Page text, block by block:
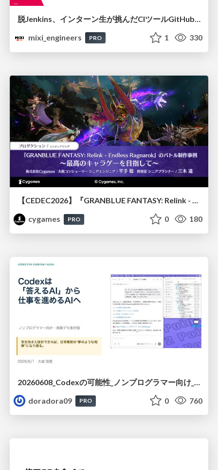
mixi_engineers
PRO 1 330
【CEDEC2026】『GRANBLUE FANTASY: Relink - Endless Ragnarok』のバトル制作事例 ～最高のキャラゲーを目指して～
cygames
PRO 0 180
doradora09
PRO 0 760